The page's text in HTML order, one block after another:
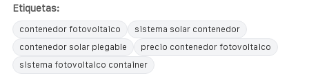
Etiquetas:
contenedor fotovoltaico
sistema solar contenedor
contenedor solar plegable
precio contenedor fotovoltaico
sistema fotovoltaico container